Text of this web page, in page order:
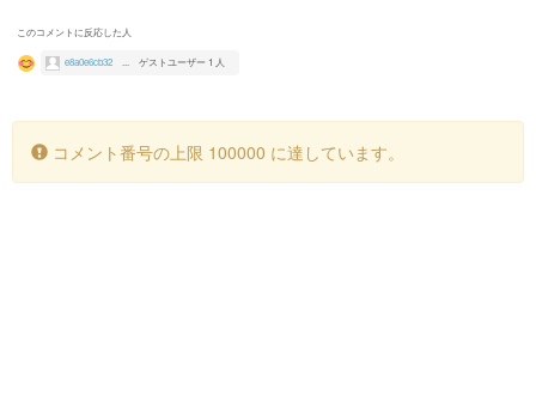
このコメントに反応した人
e8a0e6cb32 ゲストユーザー 1 人
コメント番号の上限 100000 に達しています。